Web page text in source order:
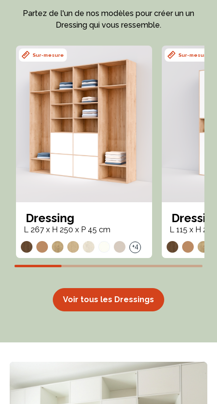
Partez de l'un de nos modèles pour créer un un
Dressing qui vous ressemble.
Sur-mesure
Dressing
L 267 x H 250 x P 45 cm
+4
Sur-mesure
L 115 x H
Voir tous les Dressings